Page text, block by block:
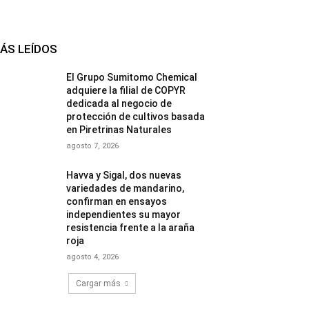
LEÍDOS
El Grupo Sumitomo Chemical
adquiere la filial de COPYR
dedicada al negocio de
protección de cultivos basada
en Piretrinas Naturales
agosto 7, 2026
Havva y Sigal, dos nuevas
variedades de mandarino,
confirman en ensayos
independientes su mayor
resistencia frente a la araña
roja
agosto 4, 2026
Cargar más